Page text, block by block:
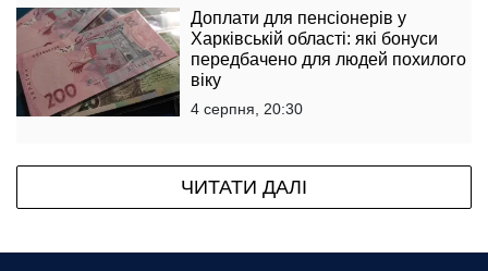
Доплати для пенсіонерів у
Харківській області: які бонуси
передбачено для людей похилого
віку
4 серпня, 20:30
ЧИТАТИ ДАЛІ